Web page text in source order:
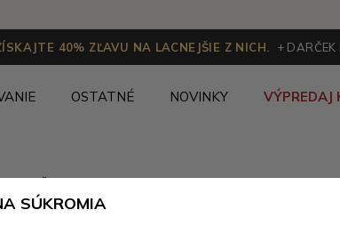
40% ZĽAVU NA LACNEJŠIE Z NICH. +
OSTATNÉ NOVINKY VÝPREDAJ
SÚKROMIA